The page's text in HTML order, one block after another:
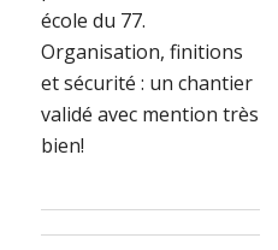
école du 77.
Organisation, finitions
et sécurité : un chantier
validé avec mention très
bien!